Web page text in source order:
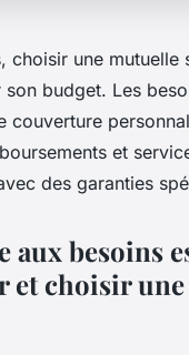
choisir une mutuelle
son budget. Les
couverture
et
des garanties
aux besoins
et choisir